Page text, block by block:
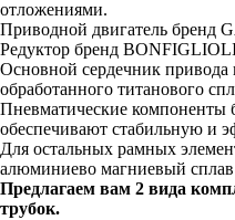
отложениями.
Приводной двигатель бренд
Редуктор бренд
Основной сердечник привода
обработанного титанового
Пневматические компоненты
обеспечивают стабильную и
Для остальных рамных
алюминиево магниевый сплав
Предлагаем вам 2 вида
трубок.